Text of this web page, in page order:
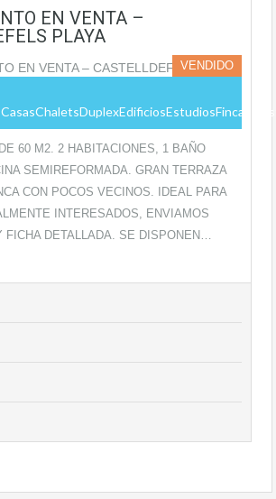
EN VENTA –
PLAYA
VENDIDO
60 M2. 2 HABITACIONES, 1 BAÑO
SEMIREFORMADA. GRAN TERRAZA
CON POCOS VECINOS. IDEAL PARA
INTERESADOS, ENVIAMOS
FICHA DETALLADA. SE DISPONEN…